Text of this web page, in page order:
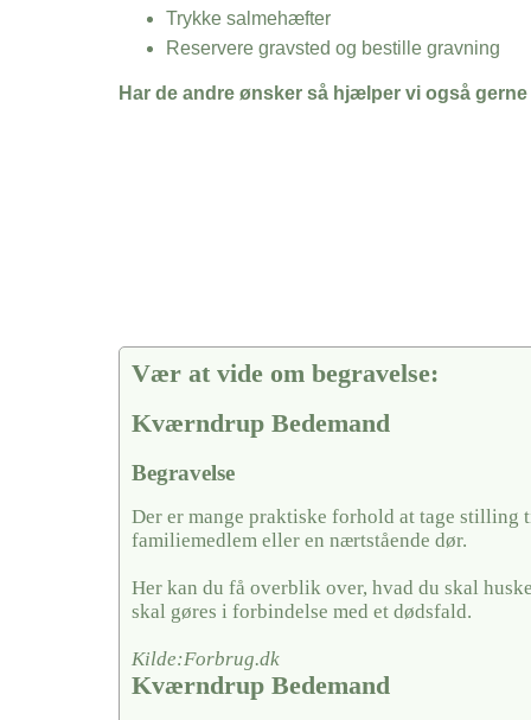
Trykke salmehæfter
Reservere gravsted og bestille gravning
Har de andre ønsker så hjælper vi også gerne
Vær at vide om begravelse:
Kværndrup Bedemand
Begravelse
Der er mange praktiske forhold at tage stilling
familiemedlem eller en nærtstående dør.
Her kan du få overblik over, hvad du skal
skal gøres i forbindelse med et dødsfald.
Kilde:Forbrug.dk
Kværndrup Bedemand